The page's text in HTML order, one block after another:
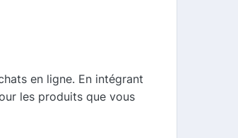
en ligne. En intégrant
les produits que vous